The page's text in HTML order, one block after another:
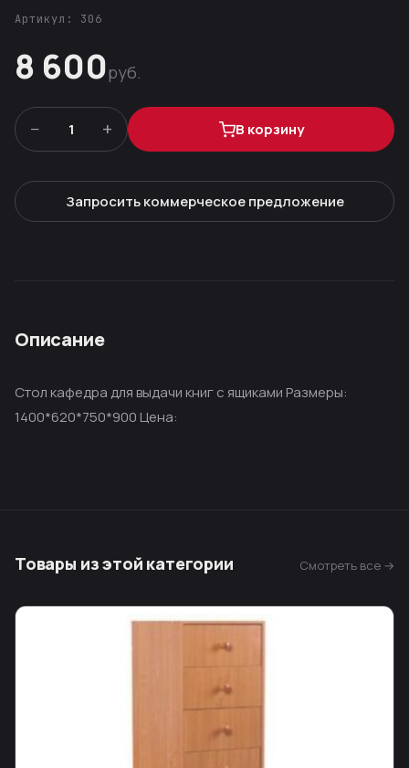
Артикул: 306
8 600руб.
− 1 + В корзину
Запросить коммерческое предложение
Описание
Стол кафедра для выдачи книг с ящиками Размеры:
1400*620*750*900 Цена:
Товары из этой категории Смотреть все →